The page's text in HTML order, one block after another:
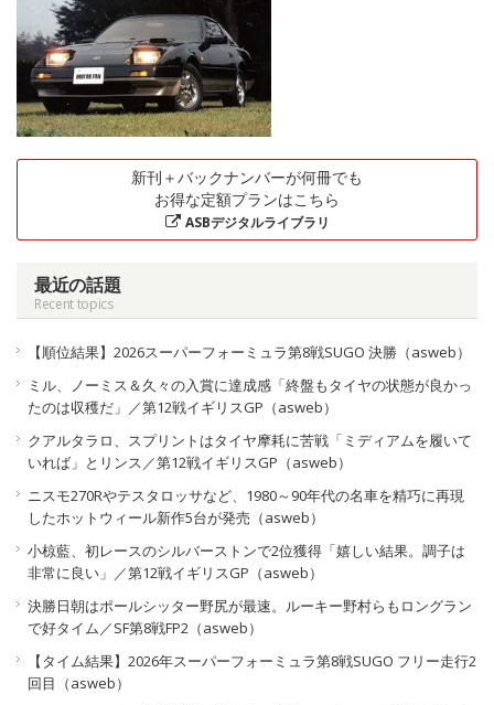
新刊＋バックナンバーが何冊でも
お得な定額プランはこちら
ASBデジタルライブラリ
最近の話題
Recent topics
【順位結果】2026スーパーフォーミュラ第8戦SUGO 決勝（asweb）
ミル、ノーミス＆久々の入賞に達成感「終盤もタイヤの状態が良かっ
たのは収穫だ」／第12戦イギリスGP（asweb）
クアルタラロ、スプリントはタイヤ摩耗に苦戦「ミディアムを履いて
いれば」とリンス／第12戦イギリスGP（asweb）
ニスモ270Rやテスタロッサなど、1980～90年代の名車を精巧に再現
したホットウィール新作5台が発売（asweb）
小椋藍、初レースのシルバーストンで2位獲得「嬉しい結果。調子は
非常に良い」／第12戦イギリスGP（asweb）
決勝日朝はポールシッター野尻が最速。ルーキー野村らもロングラン
で好タイム／SF第8戦FP2（asweb）
【タイム結果】2026年スーパーフォーミュラ第8戦SUGO フリー走行2
回目（asweb）